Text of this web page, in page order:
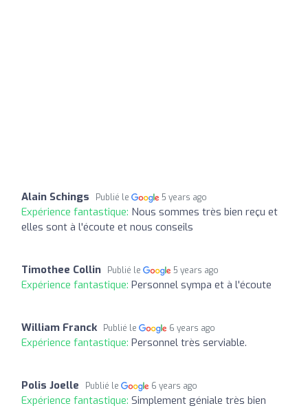
Alain Schings Publié le 5 years ago
Expérience fantastique: Nous sommes très bien reçu et
elles sont à l'écoute et nous conseils
Timothee Collin Publié le 5 years ago
Expérience fantastique: Personnel sympa et à l'écoute
William Franck Publié le 6 years ago
Expérience fantastique: Personnel très serviable.
Polis Joelle Publié le 6 years ago
Expérience fantastique: Simplement géniale très bien